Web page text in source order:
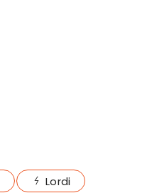
Lordi